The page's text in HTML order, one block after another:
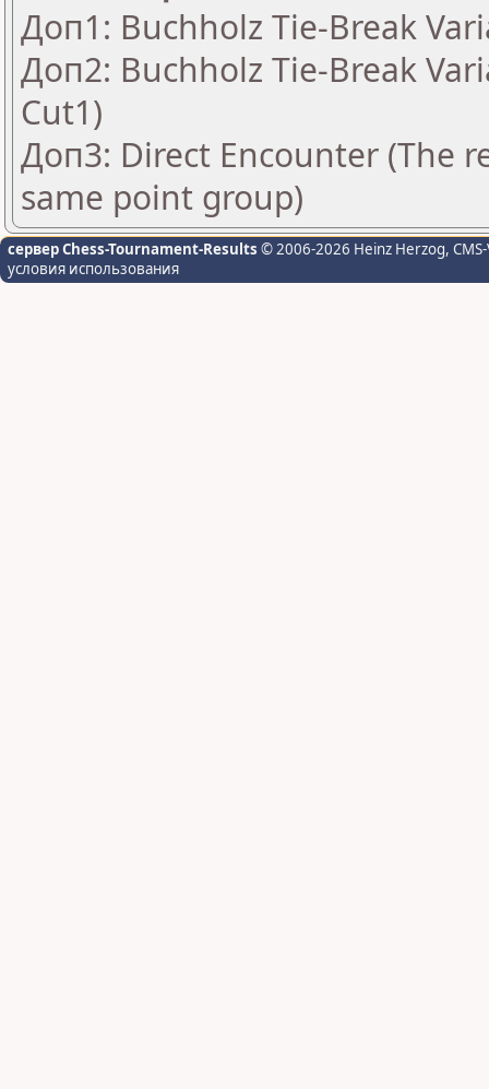
Доп1: Buchholz Tie-Break
Доп2: Buchholz Tie-Break
Cut1)
Доп3: Direct Encounter (The
same point group)
сервер Chess-Tournament-Results © 2006-2026 Heinz Herzog,
условия использования